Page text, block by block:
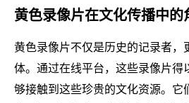
黄色录像片在文化传播中的
黄色录像片不仅是历史的记录者，
体。通过在线平台，这些录像片得
够接触到这些珍贵的文化资源。它